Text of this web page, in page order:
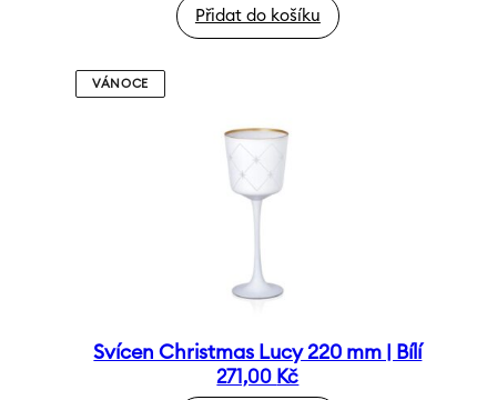
Přidat do košíku
VÁNOCE
Svícen Christmas Lucy 220 mm | Bílí
271,00 Kč